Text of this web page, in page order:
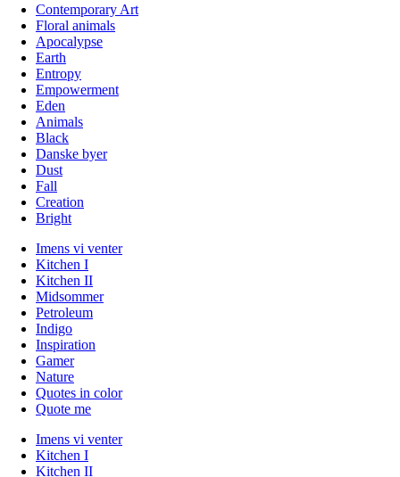
Contemporary Art
Floral animals
Apocalypse
Earth
Entropy
Empowerment
Eden
Animals
Black
Danske byer
Dust
Fall
Creation
Bright
Imens vi venter
Kitchen I
Kitchen II
Midsommer
Petroleum
Indigo
Inspiration
Gamer
Nature
Quotes in color
Quote me
Imens vi venter
Kitchen I
Kitchen II